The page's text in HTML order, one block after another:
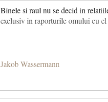
Binele si raul nu se decid in
exclusiv in raporturile omului cu el
Jakob Wassermann